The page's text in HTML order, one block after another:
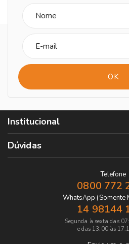
Institucional
Dúvidas
Telefone
0800 772
WhatsApp (Somente
14 98144
Segunda à sexta das
e das 13:00 às